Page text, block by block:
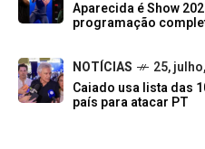
Aparecida é Show
programação
NOTÍCIAS
25,
Caiado usa lista das
país para atacar PT